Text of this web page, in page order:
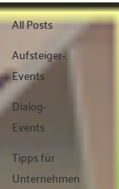
All Posts
Aufsteiger-
Events
Dialog-
Events
Tipps für
Unternehmen